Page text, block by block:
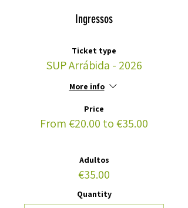
Ingressos
Ticket type
SUP Arrábida - 2026
More info
Price
From €20.00 to €35.00
Adultos
€35.00
Quantity